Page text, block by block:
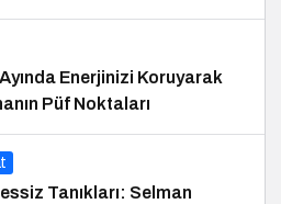
Enerjinizi Koruyarak
Püf Noktaları
Tanıkları: Selman